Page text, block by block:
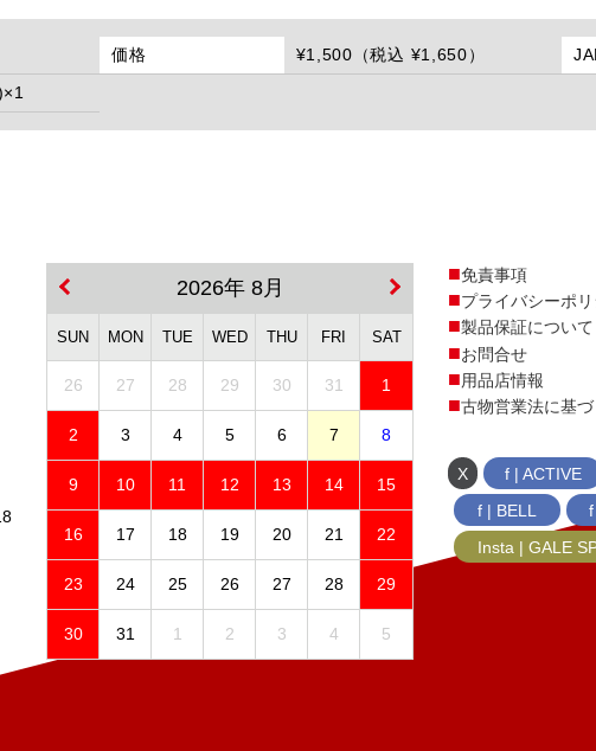
価格 ¥1,500（税込 ¥1,650）
2026年 8月
SUN MON TUE WED THU FRI SAT
26 27 28 29 30 31 1
2 3 4 5 6 7 8
9 10 11 12 13 14 15
16 17 18 19 20 21 22
23 24 25 26 27 28 29
30 31 1 2 3 4 5
免責事項
プライバシーポ
製品保証について
お問合せ
用品店情報
古物営業法に基
X f | ACTIVE
f | BELL
Insta | GALE